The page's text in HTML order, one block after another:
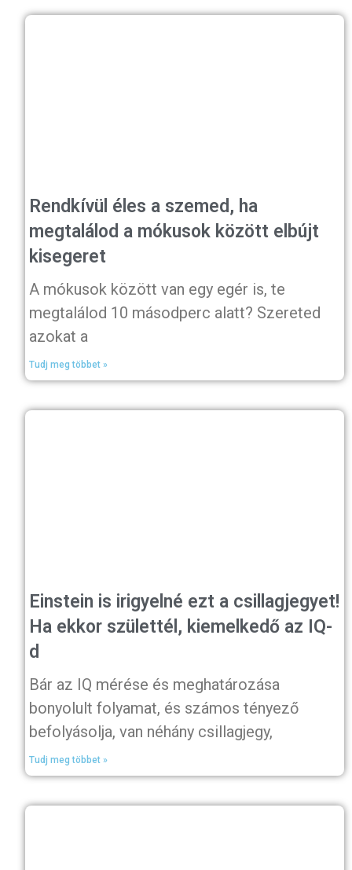
Rendkívül éles a szemed, ha
megtalálod a mókusok között elbújt
kisegeret
A mókusok között van egy egér is, te
megtalálod 10 másodperc alatt? Szereted
azokat a
Tudj meg többet »
Einstein is irigyelné ezt a csillagjegyet!
Ha ekkor születtél, kiemelkedő az IQ-
d
Bár az IQ mérése és meghatározása
bonyolult folyamat, és számos tényező
befolyásolja, van néhány csillagjegy,
Tudj meg többet »